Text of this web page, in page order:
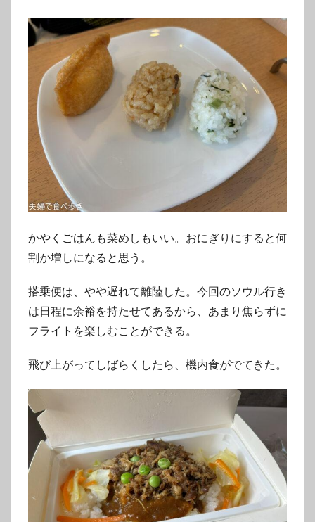
かやくごはんも菜めしもいい。おにぎりにすると何
割か増しになると思う。
搭乗便は、やや遅れて離陸した。今回のソウル行き
は日程に余裕を持たせてあるから、あまり焦らずに
フライトを楽しむことができる。
飛び上がってしばらくしたら、機内食がでてきた。